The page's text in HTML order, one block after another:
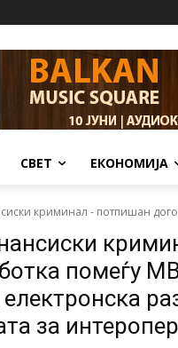
СВЕТ ЕКОНОМИЈА
криминал - потпишан
помеѓу
за